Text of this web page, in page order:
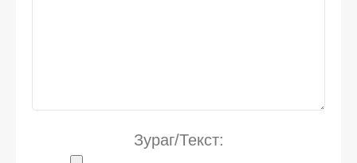
Зураг/Текст: